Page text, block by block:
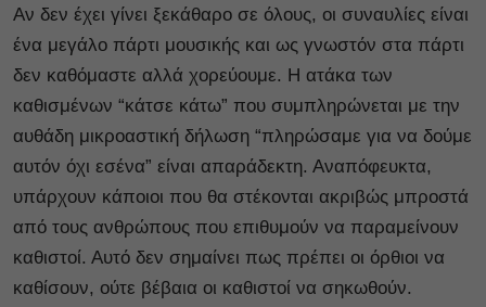
Αν δεν έχει γίνει ξεκάθαρο σε όλους, οι συναυλίες είναι
ένα μεγάλο πάρτι μουσικής και ως γνωστόν στα πάρτι
δεν καθόμαστε αλλά χορεύουμε. Η ατάκα των
καθισμένων “κάτσε κάτω” που συμπληρώνεται με την
αυθάδη μικροαστική δήλωση “πληρώσαμε για να δούμε
αυτόν όχι εσένα” είναι απαράδεκτη. Αναπόφευκτα,
υπάρχουν κάποιοι που θα στέκονται ακριβώς μπροστά
από τους ανθρώπους που επιθυμούν να παραμείνουν
καθιστοί. Αυτό δεν σημαίνει πως πρέπει οι όρθιοι να
καθίσουν, ούτε βέβαια οι καθιστοί να σηκωθούν.